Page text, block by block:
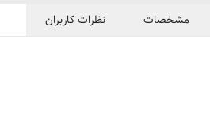
مشخصات نظرات کاربران